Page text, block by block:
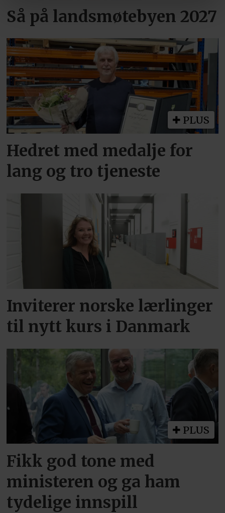
Så på landsmøtebyen 2027
PLUS
Hedret med medalje for
lang og tro tjeneste
Inviterer norske lærlinger
til nytt kurs i Danmark
PLUS
Fikk god tone med
ministeren og ga ham
tydelige innspill